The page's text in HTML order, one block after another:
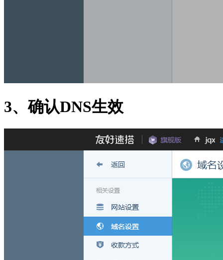
3、确认DNS生效